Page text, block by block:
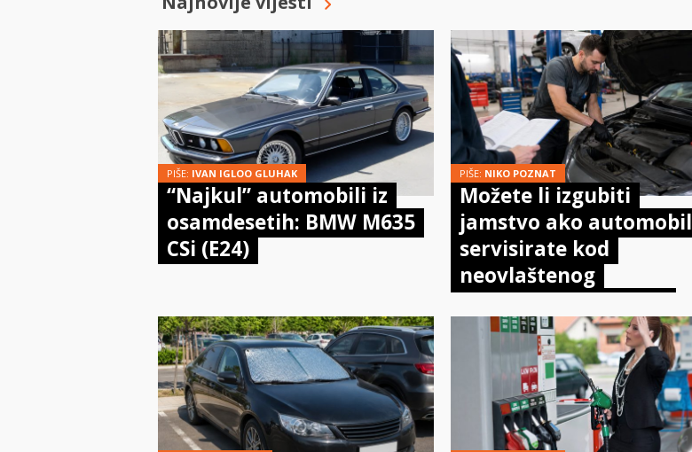
PIŠE: IVAN IGLOO GLUHAK
“Najkul” automobili iz
osamdesetih: BMW M635
CSi (E24)
PIŠE: NIKO POZNAT
Možete li izgubiti
jamstvo ako automobil
servisirate kod
neovlaštenog
doista kaže zakon